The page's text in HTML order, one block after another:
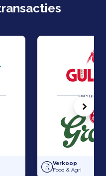
Grolsch heeft
Verkoop
Food & Agri